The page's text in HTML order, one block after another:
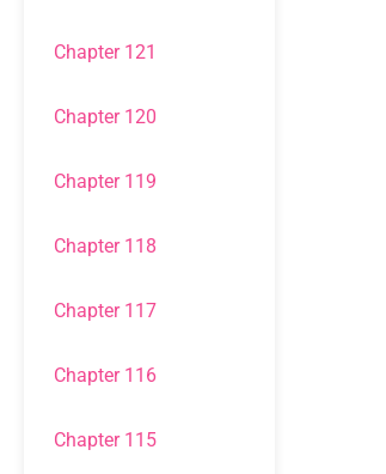
Chapter 121
Chapter 120
Chapter 119
Chapter 118
Chapter 117
Chapter 116
Chapter 115